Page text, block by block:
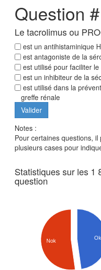
Question
Le tacrolimus ou
est un antihistaminique
est antagoniste de la
est utilisé pour faciliter
est un inhibiteur de la
est utilisé dans la
greffe rénale
Notes :
Pour certaines questions,
plusieurs cases pour
Statistiques sur les 1
question
Ok
Nok